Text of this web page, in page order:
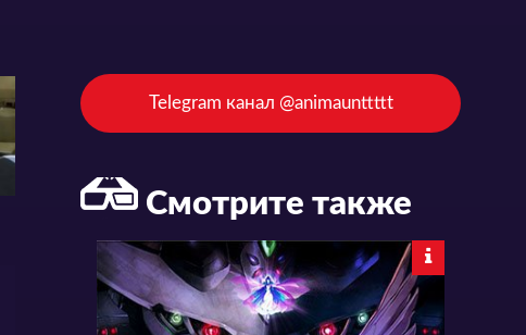
Telegram канал @animaunttttt
Смотрите также